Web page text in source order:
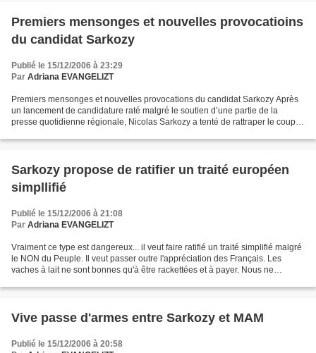
Premiers mensonges et nouvelles provocatioins
du candidat Sarkozy
Publié le 15/12/2006 à 23:29
Par Adriana EVANGELIZT
Premiers mensonges et nouvelles provocations du candidat Sarkozy Après
un lancement de candidature raté malgré le soutien d’une partie de la
presse quotidienne régionale, Nicolas Sarkozy a tenté de rattraper le coup
Sarkozy propose de ratifier un traité européen
simpllifié
Publié le 15/12/2006 à 21:08
Par Adriana EVANGELIZT
Vraiment ce type est dangereux... il veut faire ratifié un traité simplifié malgré
le NON du Peuple. Il veut passer outre l'appréciation des Français. Les
vaches à lait ne sont bonnes qu'à être rackettées et à payer. Nous ne
Vive passe d'armes entre Sarkozy et MAM
Publié le 15/12/2006 à 20:58